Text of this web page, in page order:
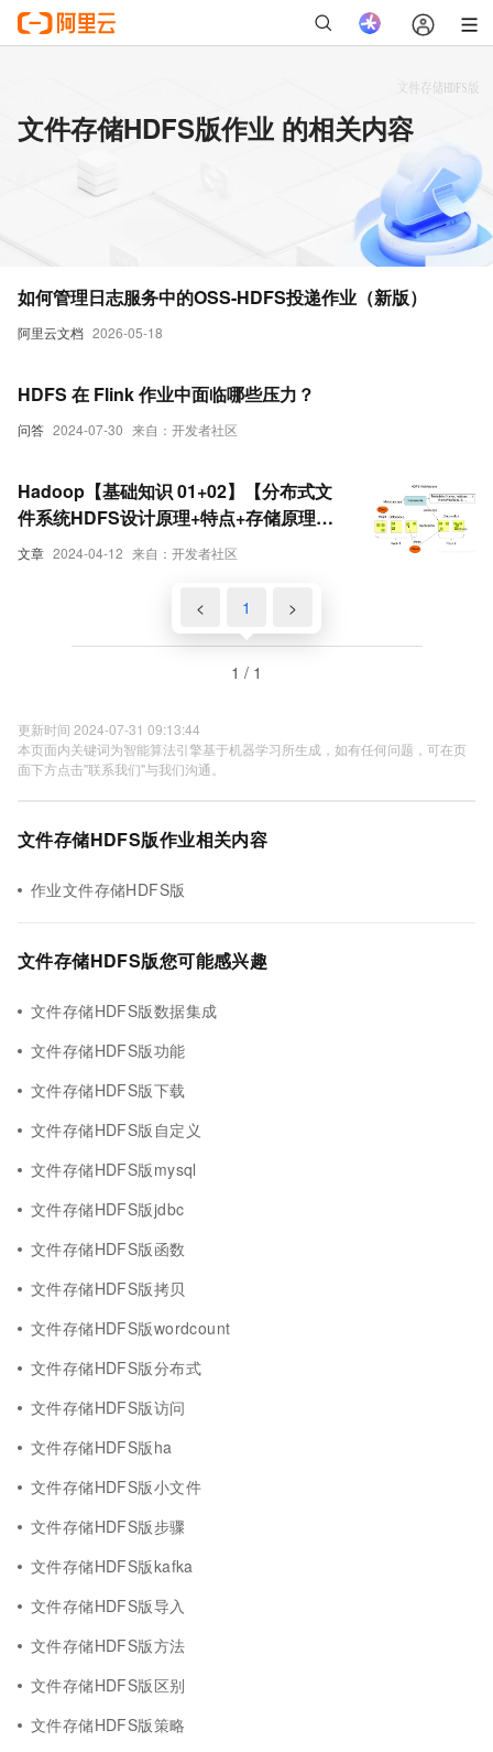
文件存储HDFS版作业 的相关内容
阿里云文档 2026-05-18
如何管理日志服务中的OSS-HDFS投递作业（新版）
问答 2024-07-30 来自：开发者社区
HDFS 在 Flink 作业中面临哪些压力？
文章 2024-04-12 来自：开发者社区
Hadoop【基础知识 01+02】【分布式文
件系统HDFS设计原理+特点+存储原理】
（部分图片来源于网络）【分布式计算框
+combiner&partitioner+词频统计案例解
析与进阶+作业的生命周期】（图片来源于
< 1 >
1 / 1
更新时间 2024-07-31 09:13:44
本页面内关键词为智能算法引擎基于机器学习所生成，如有任何问题，可在页
面下方点击"联系我们"与我们沟通。
文件存储HDFS版作业相关内容
作业文件存储HDFS版
文件存储HDFS版您可能感兴趣
文件存储HDFS版数据集成
文件存储HDFS版功能
文件存储HDFS版下载
文件存储HDFS版自定义
文件存储HDFS版mysql
文件存储HDFS版jdbc
文件存储HDFS版函数
文件存储HDFS版拷贝
文件存储HDFS版wordcount
文件存储HDFS版分布式
文件存储HDFS版访问
文件存储HDFS版ha
文件存储HDFS版小文件
文件存储HDFS版步骤
文件存储HDFS版kafka
文件存储HDFS版导入
文件存储HDFS版方法
文件存储HDFS版区别
文件存储HDFS版策略